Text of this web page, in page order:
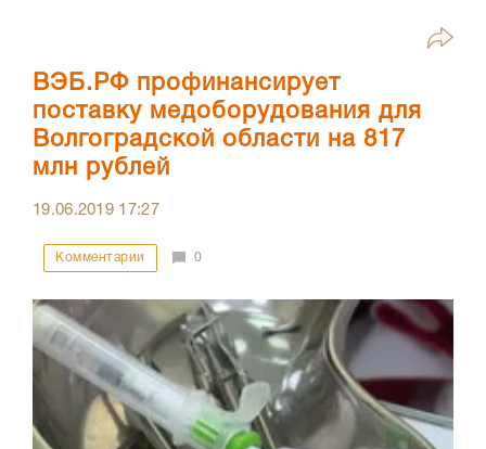
ВЭБ.РФ профинансирует
поставку медоборудования для
Волгоградской области на 817
млн рублей
19.06.2019 17:27
Комментарии 0